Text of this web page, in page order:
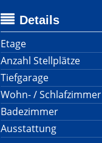
Details
Etage
Anzahl Stellplätze
Tiefgarage
Wohn- / Schlafzimmer
Badezimmer
Ausstattung